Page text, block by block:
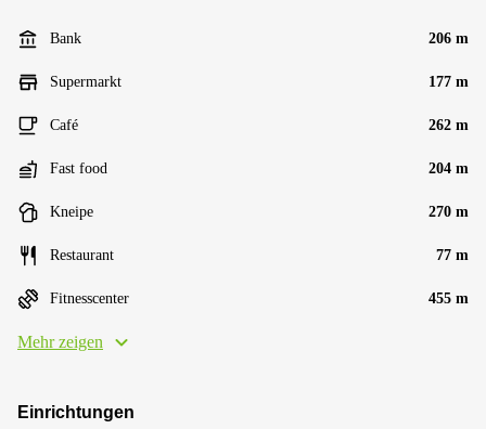
Bank 206 m
Supermarkt 177 m
Café 262 m
Fast food 204 m
Kneipe 270 m
Restaurant 77 m
Fitnesscenter 455 m
Mehr zeigen
Einrichtungen